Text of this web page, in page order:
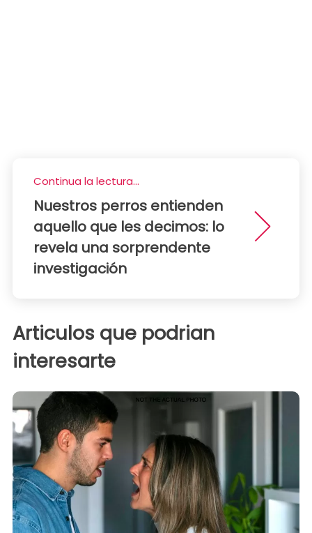
Continua la lectura...
Nuestros perros entienden
aquello que les decimos: lo
revela una sorprendente
investigación
Articulos que podrian
interesarte